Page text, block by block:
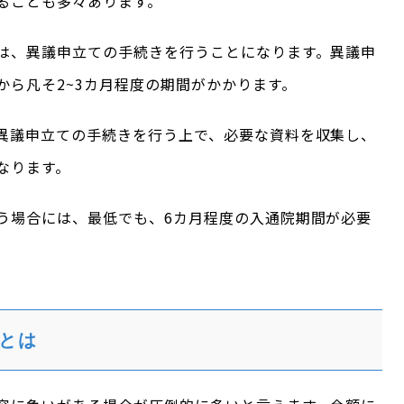
異議申立ての手続きを行うことになります。異議申
凡そ2~3カ月程度の期間がかかります。
申立ての手続きを行う上で、必要な資料を収集し、
ます。
場合には、最低でも、6カ月程度の入通院期間が必要
は